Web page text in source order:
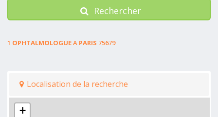
Rechercher
1 OPHTALMOLOGUEA PARIS 75679
Localisation de la recherche
+